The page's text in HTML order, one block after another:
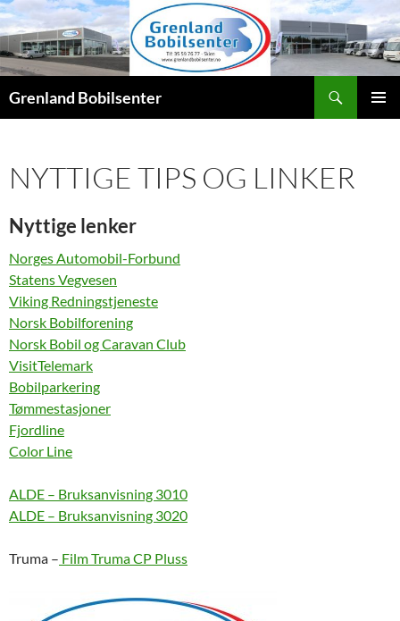
Hopp
til
innhold
Grenland Bobilsenter
NYTTIGE TIPS OG LINKER
Nyttige lenker
Norges Automobil-Forbund
Statens Vegvesen
Viking Redningstjeneste
Norsk Bobilforening
Norsk Bobil og Caravan Club
VisitTelemark
Bobilparkering
Tømmestasjoner
Fjordline
Color Line
ALDE – Bruksanvisning 3010
ALDE – Bruksanvisning 3020
Truma – Film Truma CP Pluss